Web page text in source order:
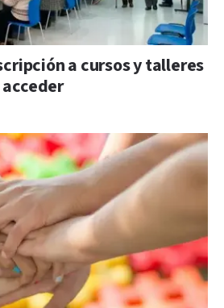
a cursos y talleres